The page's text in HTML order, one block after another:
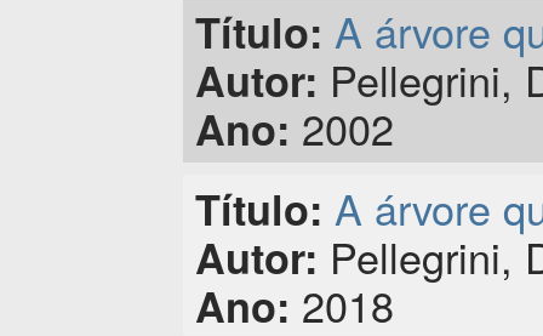
Título: A árvore
Autor: Pellegrini,
Ano: 2002
Título: A árvore
Autor: Pellegrini,
Ano: 2018